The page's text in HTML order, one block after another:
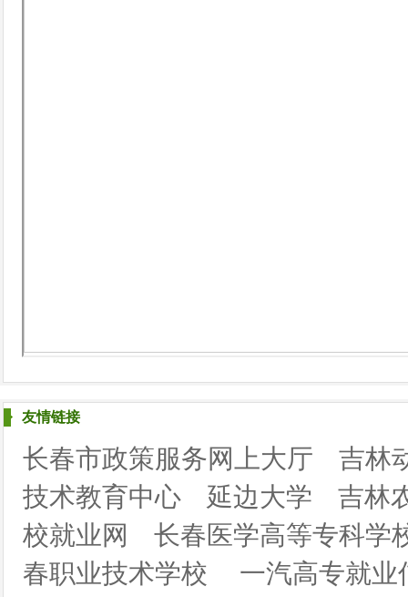
友情链接
长春市政策服务网上大厅
吉林
技术教育中心
延边大学
吉林
校就业网
长春医学高等专科学
春职业技术学校
一汽高专就业